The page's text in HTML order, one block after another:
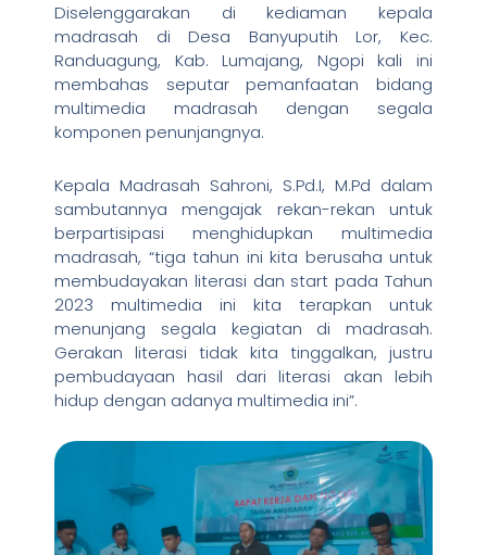
Diselenggarakan di kediaman kepala
madrasah di Desa Banyuputih Lor, Kec.
Randuagung, Kab. Lumajang, Ngopi kali ini
membahas seputar pemanfaatan bidang
multimedia madrasah dengan segala
komponen penunjangnya.
Kepala Madrasah Sahroni, S.Pd.I, M.Pd dalam
sambutannya mengajak rekan-rekan untuk
berpartisipasi menghidupkan multimedia
madrasah, “tiga tahun ini kita berusaha untuk
membudayakan literasi dan start pada Tahun
2023 multimedia ini kita terapkan untuk
menunjang segala kegiatan di madrasah.
Gerakan literasi tidak kita tinggalkan, justru
pembudayaan hasil dari literasi akan lebih
hidup dengan adanya multimedia ini”.